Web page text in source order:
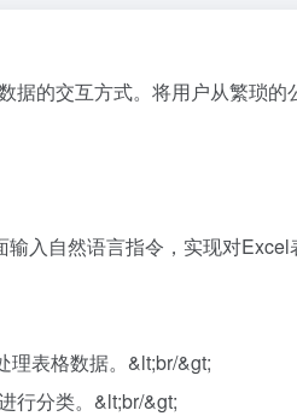
的交互方式。将用户从繁琐
入自然语言指令，实现对
理表格数据。&lt;br/&gt;
行分类。&lt;br/&gt;